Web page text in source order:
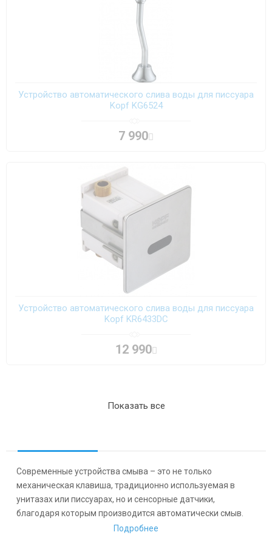
Устройство автоматического слива воды для писсуара
Kopf KG6524
7 990
Устройство автоматического слива воды для писсуара
Kopf KR6433DC
12 990
Показать все
Современные устройства смыва – это не только
механическая клавиша, традиционно используемая в
унитазах или писсуарах, но и сенсорные датчики,
благодаря которым производится автоматически смыв.
Купить устройства смыва в Москве вы сможете в нашем
Подробнее